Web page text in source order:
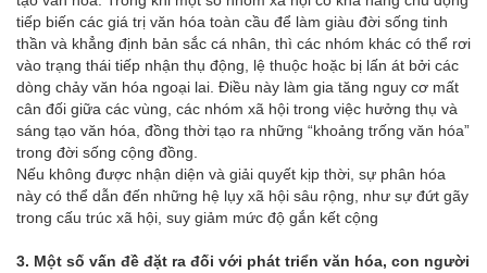
tiếp biến các giá trị văn hóa toàn cầu để làm giàu đời sống tinh
thần và khẳng định bản sắc cá nhân, thì các nhóm khác có thể rơi
vào trạng thái tiếp nhận thụ động, lệ thuộc hoặc bị lấn át bởi các
dòng chảy văn hóa ngoại lai. Điều này làm gia tăng nguy cơ mất
cân đối giữa các vùng, các nhóm xã hội trong việc hưởng thụ và
sáng tạo văn hóa, đồng thời tạo ra những “khoảng trống văn hóa”
trong đời sống cộng đồng.
Nếu không được nhận diện và giải quyết kịp thời, sự phân hóa
này có thể dẫn đến những hệ lụy xã hội sâu rộng, như sự đứt gãy
trong cấu trúc xã hội, suy giảm mức độ gắn kết cộng
3. Một số vấn đề đặt ra đối với phát triển văn hóa, con người